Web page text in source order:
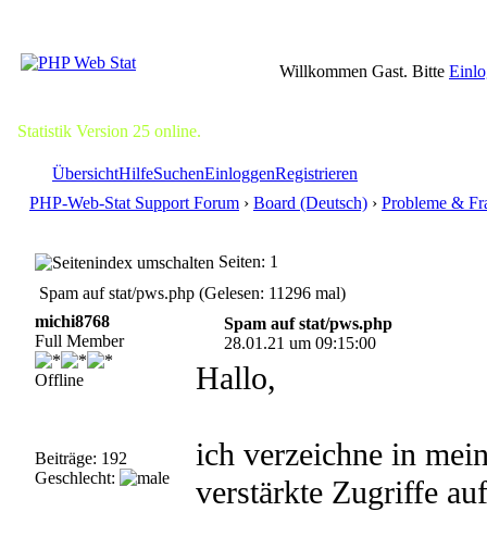
Willkommen Gast. Bitte
Statistik Version 25 online.
ÜbersichtHilfeSuchenEinloggenRegistrieren
PHP-Web-Stat Support Forum › Board (Deutsch) › Probleme &
Seiten: 1
Spam auf stat/pws.php (Gelesen: 11296 mal)
michi8768
Full Member
Offline
Beiträge: 192
Geschlecht:
Spam auf stat/pws.php
28.01.21 um 09:15:00
Hallo,
ich verzeichne in
verstärkte Zugriffe